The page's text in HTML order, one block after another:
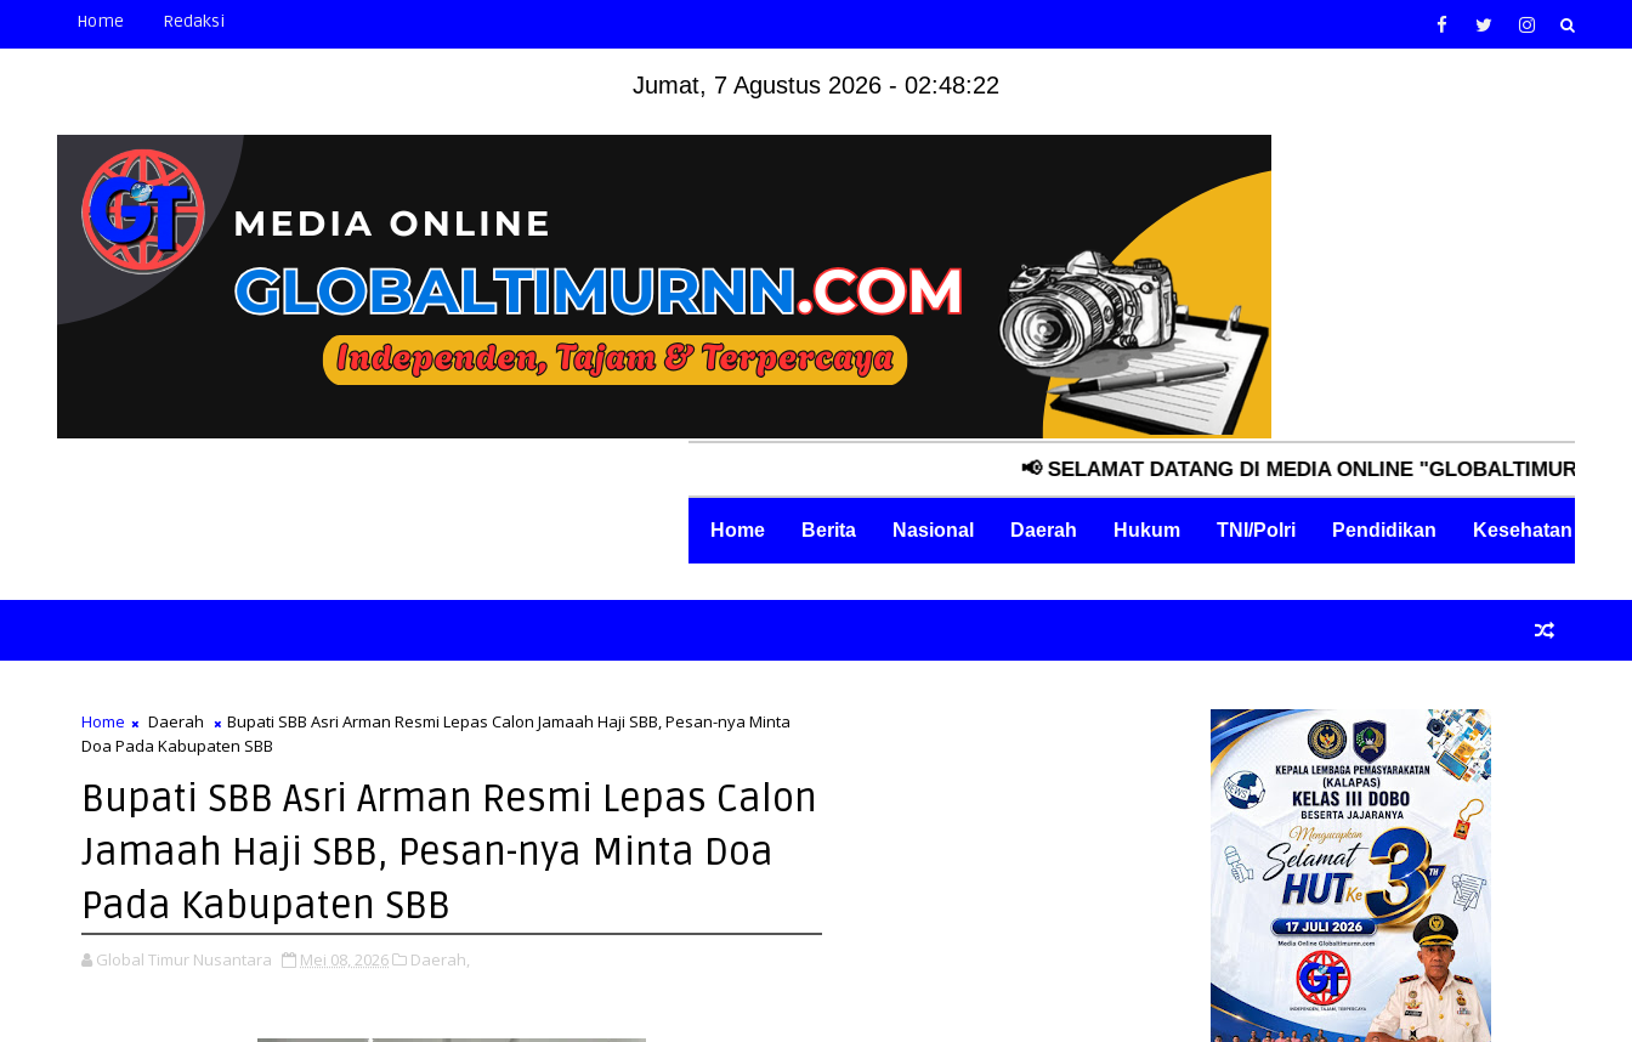
Home Redaksi
Jumat, 7 Agustus 2026 - 02:48:23
📢 SELAMAT DATANG DI MEDIA ONLINE "GLOBALTIMURNN.COM"
Home Berita Nasional Daerah Hukum TNI/Polri Pendidikan Kesehatan
Home Daerah
Bupati SBB Asri Arman Resmi Lepas Calon Jamaah Haji SBB, Pesan-nya Minta
Doa Pada Kabupaten SBB
Bupati SBB Asri Arman Resmi Lepas Calon
Jamaah Haji SBB, Pesan-nya Minta Doa
Pada Kabupaten SBB
Global Timur Nusantara Mei 08, 2026 Daerah,